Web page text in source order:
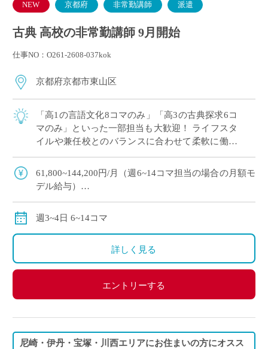
NEW 京都府 非常勤講師 派遣
古典 高校の非常勤講師 9月開始
仕事NO：O261-2608-037kok
京都府京都市東山区
「高1の言語文化8コマのみ」「高3の古典探求6コ
マのみ」といった一部担当も大歓迎！ ライフスタ
イルや兼任校とのバランスに合わせて柔軟に働け
に応じた支給）。 ご自 […]
61,800~144,200円/月（週6~14コマ担当の場合の月額モ
デル給与）
週3~4日 6~14コマ
詳しく見る
エントリーする
尼崎・伊丹・宝塚・川西エリアにお住まいの方にオスス